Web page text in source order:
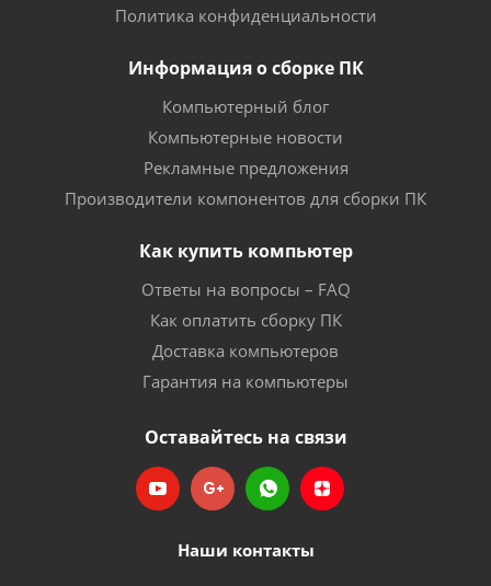
Политика конфиденциальности
Информация о сборке ПК
Компьютерный блог
Компьютерные новости
Рекламные предложения
Производители компонентов для сборки ПК
Как купить компьютер
Ответы на вопросы – FAQ
Как оплатить сборку ПК
Доставка компьютеров
Гарантия на компьютеры
Оставайтесь на связи
Наши контакты